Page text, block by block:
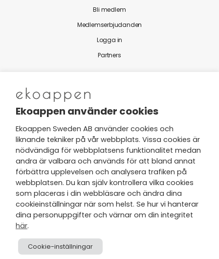
Bli medlem
Medlemserbjudanden
Logga in
Partners
Nytt från Ekoappen
Jag har tagit del av Ekoappens
personuppgifts- och
integritetspolicyoch tar gärna del
av nyheter, hälsotips och exklusiva
erbjudanden via min e-post.
Ekoappen använder cookies
Ekoappen Sweden AB använder cookies och
liknande tekniker på vår webbplats. Vissa cookies är
nödvändiga för webbplatsens funktionalitet medan
andra är valbara och används för att bland annat
förbättra upplevelsen och analysera trafiken på
webbplatsen. Du kan själv kontrollera vilka cookies
som placeras i din webbläsare och ändra dina
cookieinställningar när som helst. Se hur vi hanterar
dina personuppgifter och värnar om din integritet
här.
Cookie-inställningar